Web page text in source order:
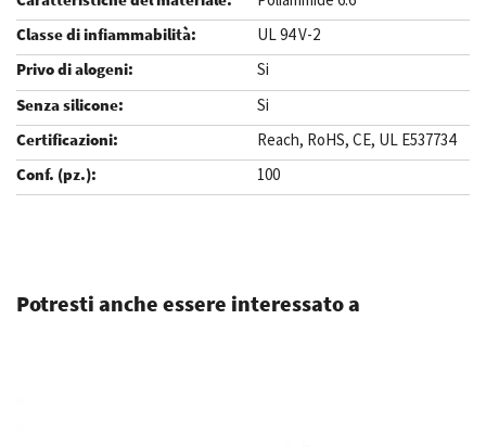
UL 94 V-2
Si
Si
Reach, RoHS, CE, UL E537734
100
Potresti anche essere interessato a